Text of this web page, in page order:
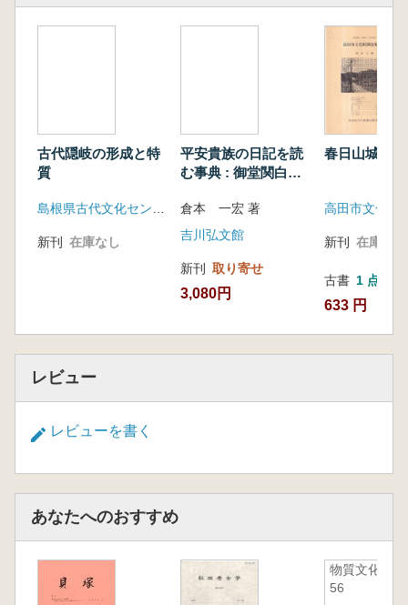
東京第二陸軍造兵廠深谷製造所 埼玉県立本庄
高等学校考古学部 横山響来
未来へ伝えたい近代化遺産 第4回
深町 真
文化教養講座 歴史の質問帳(第43回)
古代中国の思想家集団〝諸子百家〟の功
古代隠岐の形成と特
質
島根県古代文化センター(島根県文化財愛護協会)
新刊 在庫なし
平安貴族の日記を読
む事典 : 御堂関白
倉本 一宏 著
吉川弘文館
新刊 取り寄せ
3,080円
春日山城
新刊 在庫なし
古書 1 点
633 円
レビュー
レビューを書く
あなたへのおすすめ
物質文化
56